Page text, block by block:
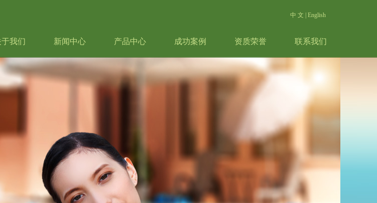
中 文 English
于我们 新闻中心 产品中心 成功案例 资质荣誉 联系我们